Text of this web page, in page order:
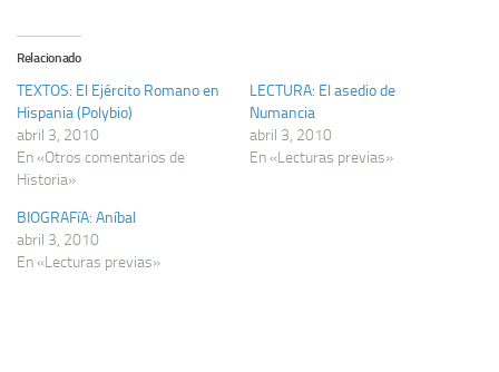
Relacionado
TEXTOS: El Ejército Romano en
Hispania (Polybio)
abril 3, 2010
En «Otros comentarios de
Historia»
LECTURA: El asedio de
Numancia
abril 3, 2010
En «Lecturas previas»
BIOGRAFíA: Aní­bal
abril 3, 2010
En «Lecturas previas»